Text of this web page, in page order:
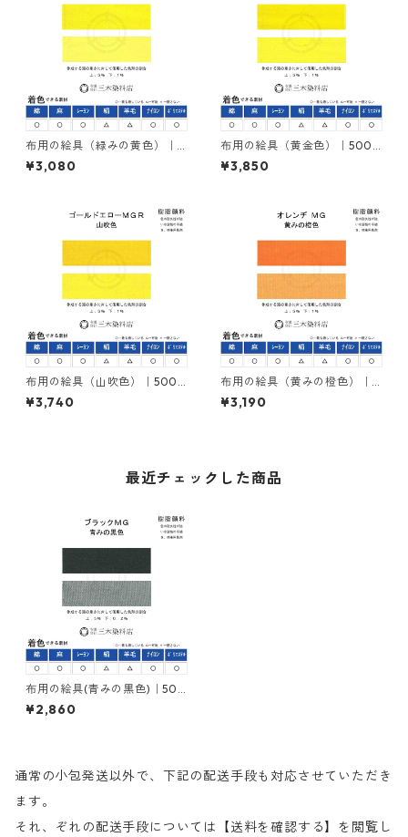
布用の絵具（緑みの黄色）｜5
00g｜ネオカラーゴールドエ
ローＭＧ｜樹脂顔料(ピグメン
¥3,080
布用の絵具（黄金色）｜500g
｜ネオカラーゴールドエロー
ＭＦＲ｜樹脂顔料(ピグメント
¥3,850
布用の絵具（山吹色）｜500g
｜ネオカラーゴールドエロー
ＭＧＲ｜樹脂顔料(ピグメント
¥3,740
布用の絵具（黄みの橙色）｜5
00g｜ネオカラーオレンヂＭ
Ｇ｜樹脂顔料(ピグメントレジ
¥3,190
最近チェックした商品
布用の絵具(青みの黒色)｜500
g｜ネオカラーブラックＭＧ｜
樹脂顔料(ピグメントレジンカ
¥2,860
通常の小包発送以外で、下記の配送手段も対応させていただき
ます。
それ、ぞれの配送手段については【送料を確認する】を閲覧し